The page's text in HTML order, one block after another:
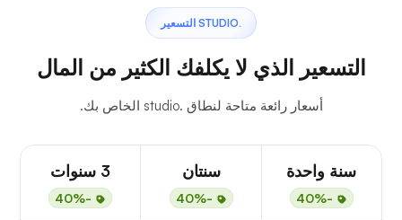
.STUDIO التسعير
التسعير الذي لا يكلفك الكثير من المال
أسعار رائعة متاحة لنطاق .studio الخاص بك.
سنة واحدة
-40%
سنتان
-40%
3 سنوات
-40%